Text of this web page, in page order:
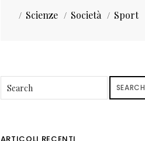
Scienze
Società Sport
SEARCH